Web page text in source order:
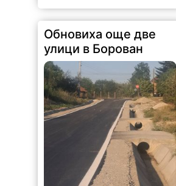
Обновиха още две
улици в Борован